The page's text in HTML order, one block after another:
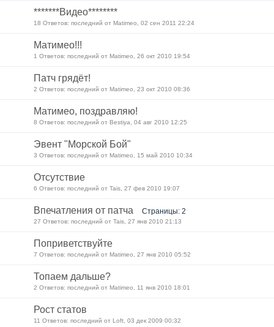
*******Видео********
18 Ответов: последний от Matimeo, 02 сен 2011 22:24
Матимео!!!
1 Ответов: последний от Matimeo, 26 окт 2010 19:54
Патч грядёт!
2 Ответов: последний от Matimeo, 23 окт 2010 08:36
Матимео, поздравляю!
8 Ответов: последний от Bestiya, 04 авг 2010 12:25
Эвент "Морской Бой"
3 Ответов: последний от Matimeo, 15 май 2010 10:34
Отсутствие
6 Ответов: последний от Tais, 27 фев 2010 19:07
Впечатления от патча Страницы: 2
27 Ответов: последний от Tais, 27 янв 2010 21:13
Поприветствуйте
7 Ответов: последний от Matimeo, 27 янв 2010 05:52
Топаем дальше?
2 Ответов: последний от Matimeo, 11 янв 2010 18:01
Рост статов
11 Ответов: последний от Loft, 03 дек 2009 00:32